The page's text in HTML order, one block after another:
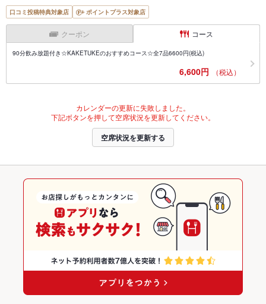
口コミ投稿特典対象店 ポイントプラス対象店
クーポン コース
90分飲み放題付き☆KAKETUKEのおすすめコース☆全7品6600円(税込)
6,600円 （税込）
カレンダーの更新に失敗しました。
下記ボタンを押して空席状況を更新してください。
空席状況を更新する